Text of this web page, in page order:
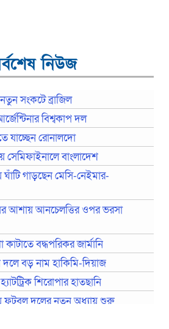
নিউজ
সংকটে ব্রাজিল
বিশ্বকাপ দল
যাচ্ছেন রোনালদো
সেমিফাইনালে বাংলাদেশ
ঘাঁটি গাড়ছেন মেসি-নেইমার-
আশায় আনচেলত্তির ওপর ভরসা
কাটাতে বদ্ধপরিকর জার্মানি
দলে বড় নাম হাকিমি-দিয়াজ
শিরোপার হাতছানি
ফুটবল দলের নতুন অধ্যায় শুরু